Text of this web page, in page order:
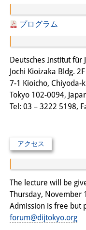
旧出版物
図書室
開館時間
時～午後4時
休館日：
復活祭、ク
OPAC
板東コレ
三か国語
日本の大学
Join us!
プログラム
Deutsches Institut für
Jochi Kioizaka Bldg. 2F
7-1 Kioicho, Chiyoda-
Tokyo 102-0094,
Tel: 03 – 3222 5198,
アクセス
The lecture will be
Thursday, November
Admission is free but
forum@dijtokyo.org